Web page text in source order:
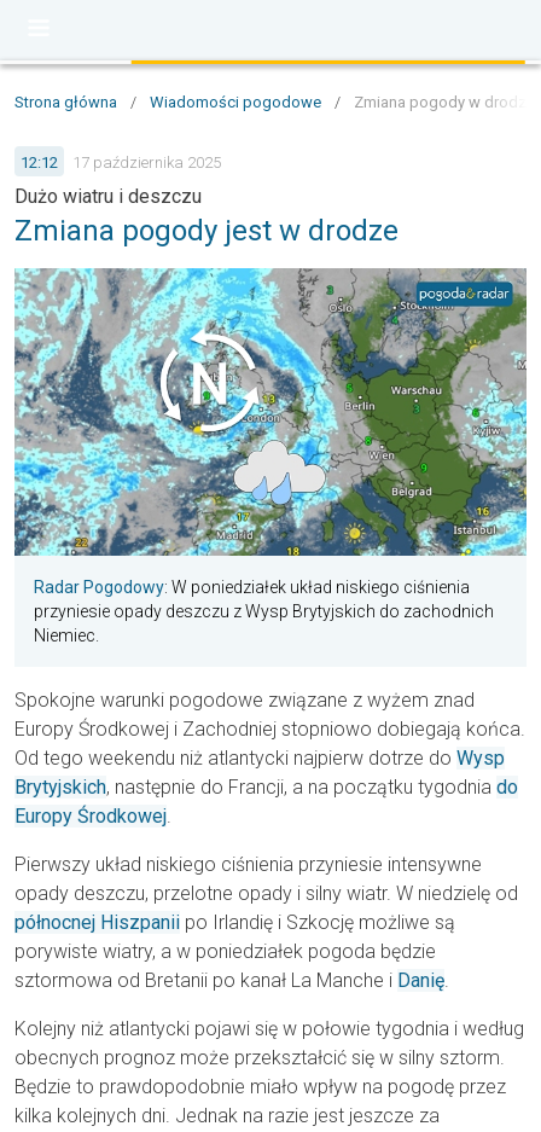
Strona główna / Wiadomości pogodowe / Zmiana pogody w
12:12 17 października 2025
Dużo wiatru i deszczu
Zmiana pogody jest w drodze
Radar Pogodowy: W poniedziałek układ niskiego ciśnienia
przyniesie opady deszczu z Wysp Brytyjskich do zachodnich
Niemiec.
Spokojne warunki pogodowe związane z wyżem znad
Europy Środkowej i Zachodniej stopniowo dobiegają końca.
Od tego weekendu niż atlantycki najpierw dotrze do Wysp
Brytyjskich, następnie do Francji, a na początku tygodnia do
Europy Środkowej.
Pierwszy układ niskiego ciśnienia przyniesie intensywne
opady deszczu, przelotne opady i silny wiatr. W niedzielę od
północnej Hiszpanii po Irlandię i Szkocję możliwe są
porywiste wiatry, a w poniedziałek pogoda będzie
sztormowa od Bretanii po kanał La Manche i Danię.
Kolejny niż atlantycki pojawi się w połowie tygodnia i według
obecnych prognoz może przekształcić się w silny sztorm.
Będzie to prawdopodobnie miało wpływ na pogodę przez
kilka kolejnych dni. Jednak na razie jest jeszcze za